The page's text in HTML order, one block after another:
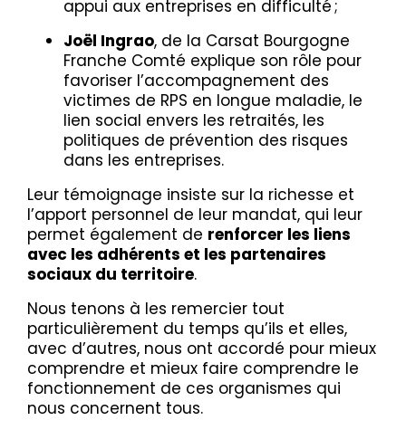
appui aux entreprises en difficulté ;
Joël Ingrao, de la Carsat Bourgogne
Franche Comté explique son rôle pour
favoriser l’accompagnement des
victimes de RPS en longue maladie, le
lien social envers les retraités, les
politiques de prévention des risques
dans les entreprises.
Leur témoignage insiste sur la richesse et
l’apport personnel de leur mandat, qui leur
permet également de renforcer les liens
avec les adhérents et les partenaires
sociaux du territoire.
Nous tenons à les remercier tout
particulièrement du temps qu’ils et elles,
avec d’autres, nous ont accordé pour mieux
comprendre et mieux faire comprendre le
fonctionnement de ces organismes qui
nous concernent tous.